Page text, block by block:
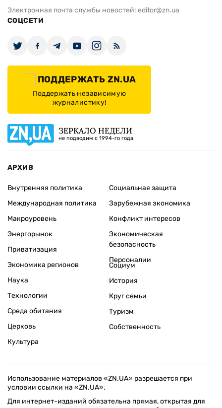
Электронная почта службы новостей: editor@zn.ua
СОЦСЕТИ
ПОДДЕРЖАТЬ ZN.UA
Поддержать независимую
журналистику!
ЗЕРКАЛО НЕДЕЛИ
не подводим с 1994-го года
АРХИВ
Внутренняя политика
Международная политика
Макроуровень
Энергорынок
Приватизация
Экономика регионов
Социальная защита
Зарубежная экономика
Конфликт интересов
Экономическая
безопасность
Персоналии
Наука
Технологии
Среда обитания
Церковь
Культура
Социум
История
Круг семьи
Туризм
Собственность
Использование материалов «ZN.UA» разрешается при
условии ссылки на «ZN.UA».
Для интернет-изданий обязательна прямая, открытая для